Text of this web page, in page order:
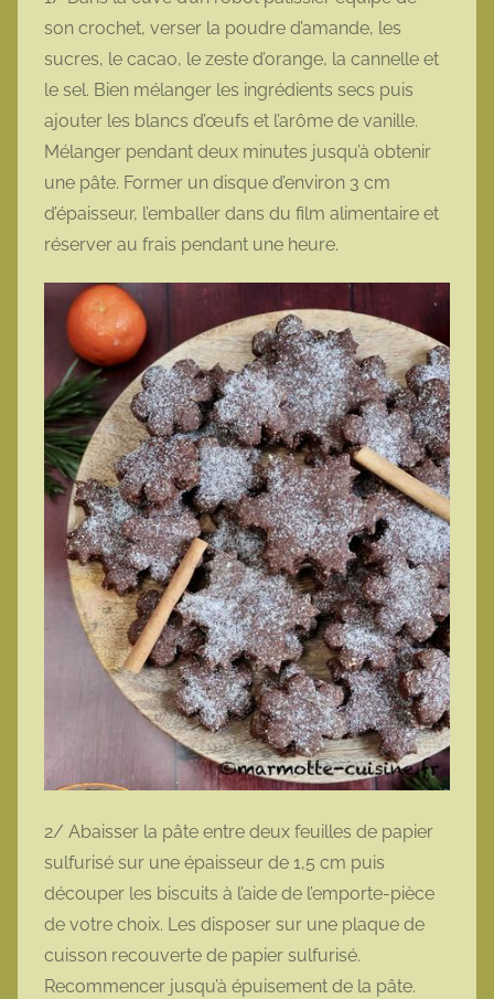
son crochet, verser la poudre d’amande, les
sucres, le cacao, le zeste d’orange, la cannelle et
le sel. Bien mélanger les ingrédients secs puis
ajouter les blancs d’œufs et l’arôme de vanille.
Mélanger pendant deux minutes jusqu’à obtenir
une pâte. Former un disque d’environ 3 cm
d’épaisseur, l’emballer dans du film alimentaire et
réserver au frais pendant une heure.
2/ Abaisser la pâte entre deux feuilles de papier
sulfurisé sur une épaisseur de 1,5 cm puis
découper les biscuits à l’aide de l’emporte-pièce
de votre choix. Les disposer sur une plaque de
cuisson recouverte de papier sulfurisé.
Recommencer jusqu’à épuisement de la pâte.